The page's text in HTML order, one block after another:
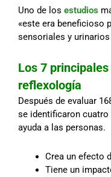
Uno de los estudios
«este era beneficioso
sensoriales y
Los 7
reflexología
Después de evaluar
se identificaron
ayuda a las personas.
Crea un efecto
Tiene un